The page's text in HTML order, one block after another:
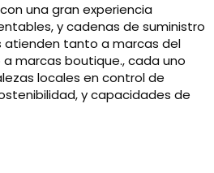
una gran experiencia
y cadenas de suministro
atienden tanto a marcas del
marcas boutique., cada uno
locales en control de
y capacidades de